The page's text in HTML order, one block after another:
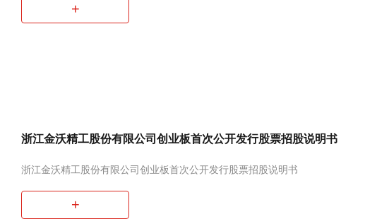
+
浙江金沃精工股份有限公司创业板首次公开发行股票招股说明书
浙江金沃精工股份有限公司创业板首次公开发行股票招股说明书
+